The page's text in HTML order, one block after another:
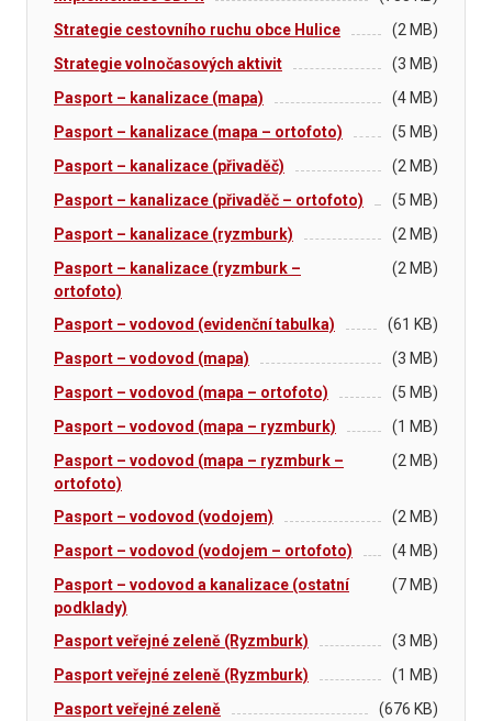
Strategie cestovního ruchu obce Hulice
(2 MB)
Strategie volnočasových aktivit
(3 MB)
Pasport – kanalizace (mapa)
(4 MB)
Pasport – kanalizace (mapa – ortofoto)
(5 MB)
Pasport – kanalizace (přivaděč)
(2 MB)
Pasport – kanalizace (přivaděč – ortofoto)
(5 MB)
Pasport – kanalizace (ryzmburk)
(2 MB)
Pasport – kanalizace (ryzmburk –
ortofoto)
(2 MB)
Pasport – vodovod (evidenční tabulka)
(61 KB)
Pasport – vodovod (mapa)
(3 MB)
Pasport – vodovod (mapa – ortofoto)
(5 MB)
Pasport – vodovod (mapa – ryzmburk)
(1 MB)
Pasport – vodovod (mapa – ryzmburk –
ortofoto)
(2 MB)
Pasport – vodovod (vodojem)
(2 MB)
Pasport – vodovod (vodojem – ortofoto)
(4 MB)
Pasport – vodovod a kanalizace (ostatní
podklady)
(7 MB)
Pasport veřejné zeleně (Ryzmburk)
(3 MB)
Pasport veřejné zeleně (Ryzmburk)
(1 MB)
Pasport veřejné zeleně
(676 KB)